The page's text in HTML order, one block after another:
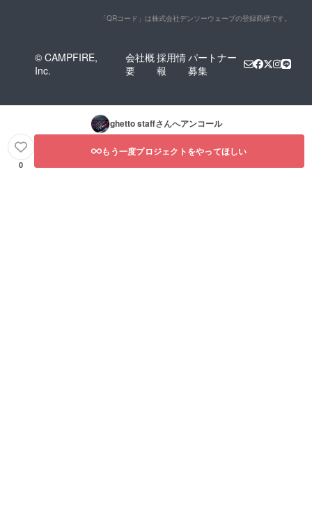
「QRコード」は株式会社デンソーウェーブの登録商標です。
© CAMPFIRE,
Inc.
会社概
要
採用情
報
パートナー
募集
ghetto staffさんへアンコール
0
もう一度プロジェクトをやってほしい